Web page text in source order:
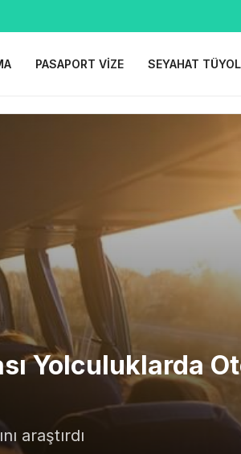
PASAPORT VIZE SEYAHAT
Yolculuklarda
araştırdı